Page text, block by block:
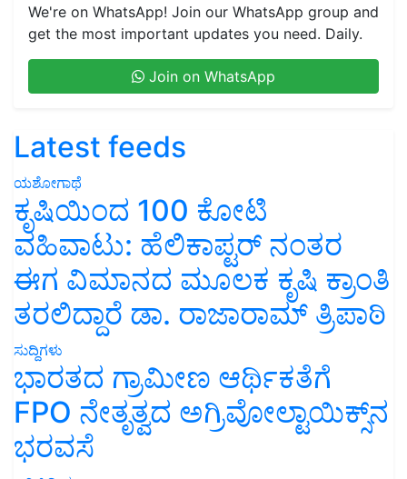
get the most important updates you need. Daily.
Latest feeds
ಯಶೋಗಾಥೆ
ಕೃಷಿಯಿಂದ 100 ಕೋಟಿ
ವಹಿವಾಟು: ಹೆಲಿಕಾಪ್ಟರ್ ನಂತರ
ಈಗ ವಿಮಾನದ ಮೂಲಕ ಕೃಷಿ ಕ್ರಾಂತಿ
ತರಲಿದ್ದಾರೆ ಡಾ. ರಾಜಾರಾಮ್ ತ್ರಿಪಾಠಿ
ಸುದ್ದಿಗಳು
ಭಾರತದ ಗ್ರಾಮೀಣ ಆರ್ಥಿಕತೆಗೆ
FPO ನೇತೃತ್ವದ ಅಗ್ರಿವೋಲ್ಟಾಯಿಕ್ಸ್‌ನ
ಭರವಸೆ
ಅಗ್ರಿಪಿಡಿಯಾ